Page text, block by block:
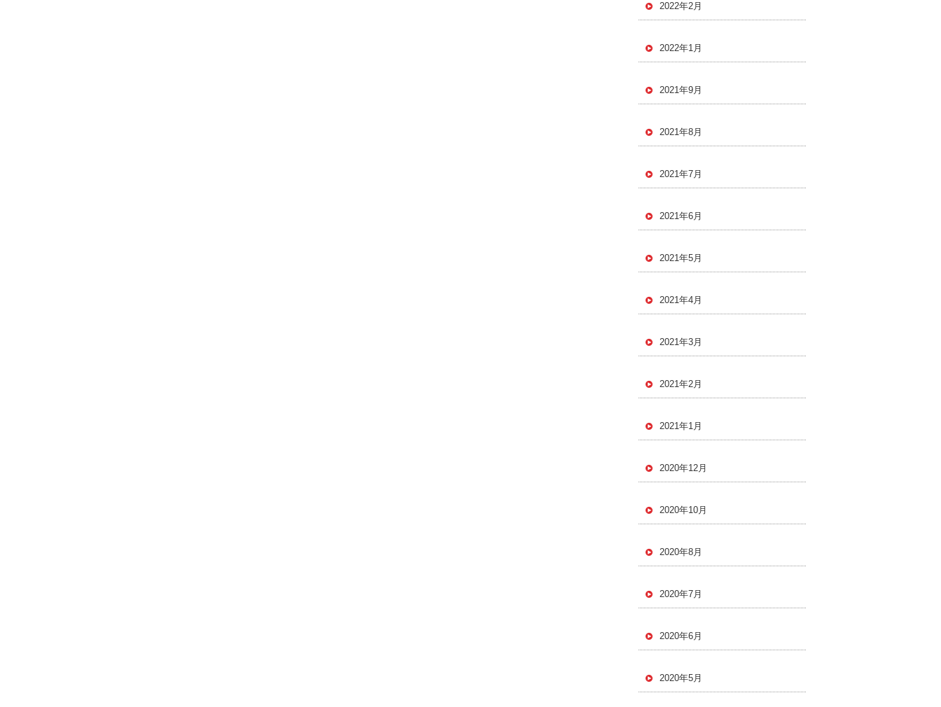
2022年2月
2022年1月
2021年9月
2021年8月
2021年7月
2021年6月
2021年5月
2021年4月
2021年3月
2021年2月
2021年1月
2020年12月
2020年10月
2020年8月
2020年7月
2020年6月
2020年5月